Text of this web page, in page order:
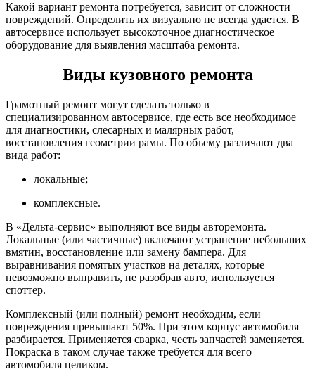
Какой вариант ремонта потребуется, зависит от сложности
повреждений. Определить их визуально не всегда удается. В
автосервисе использует высокоточное диагностическое
оборудование для выявления масштаба ремонта.
Виды кузовного ремонта
Грамотный ремонт могут сделать только в
специализированном автосервисе, где есть все необходимое
для диагностики, слесарных и малярных работ,
восстановления геометрии рамы. По объему различают два
вида работ:
локальные;
комплексные.
В «Дельта-сервис» выполняют все виды авторемонта.
Локальные (или частичные) включают устранение небольших
вмятин, восстановление или замену бампера. Для
выравнивания помятых участков на деталях, которые
невозможно выправить, не разобрав авто, используется
споттер.
Комплексный (или полный) ремонт необходим, если
повреждения превышают 50%. При этом корпус автомобиля
разбирается. Применяется сварка, честь запчастей заменяется.
Покраска в таком случае также требуется для всего
автомобиля целиком.